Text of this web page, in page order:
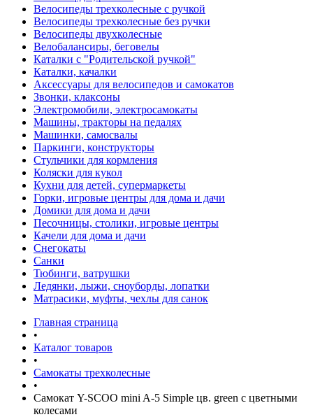
Велосипеды трехколесные с ручкой
Велосипеды трехколесные без ручки
Велосипеды двухколесные
Велобалансиры, беговелы
Каталки с "Родительской ручкой"
Каталки, качалки
Аксессуары для велосипедов и самокатов
Звонки, клаксоны
Электромобили, электросамокаты
Машины, тракторы на педалях
Машинки, самосвалы
Паркинги, конструкторы
Стульчики для кормления
Коляски для кукол
Кухни для детей, супермаркеты
Горки, игровые центры для дома и дачи
Домики для дома и дачи
Песочницы, столики, игровые центры
Качели для дома и дачи
Снегокаты
Санки
Тюбинги, ватрушки
Ледянки, лыжи, сноуборды, лопатки
Матрасики, муфты, чехлы для санок
Главная страница
•
Каталог товаров
•
Самокаты трехколесные
•
Самокат Y-SCOO mini A-5 Simple цв. green с цветными
колесами